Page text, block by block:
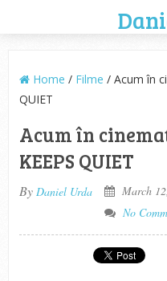
Home / Filme / Acum în
QUIET
Acum în
KEEPS QUIET
By Daniel Urda March
No